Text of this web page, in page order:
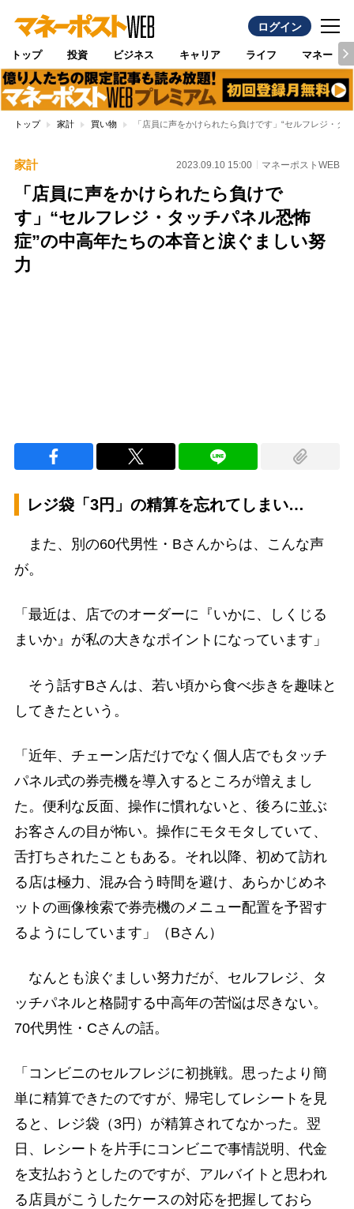
ログイン
トップ 投資 ビジネス キャリア ライフ マネー
トップ 家計 買い物 「店員に声をかけられたら負けです」“セルフレジ・
家計 2023.09.10 15:00 マネーポストWEB
「店員に声をかけられたら負けで
す」“セルフレジ・タッチパネル恐怖
症”の中高年たちの本音と涙ぐましい努
力
レジ袋「3円」の精算を忘れてしまい…
また、別の60代男性・Bさんからは、こんな声
が。
「最近は、店でのオーダーに『いかに、しくじる
まいか』が私の大きなポイントになっています」
そう話すBさんは、若い頃から食べ歩きを趣味と
してきたという。
「近年、チェーン店だけでなく個人店でもタッチ
パネル式の券売機を導入するところが増えまし
た。便利な反面、操作に慣れないと、後ろに並ぶ
お客さんの目が怖い。操作にモタモタしていて、
舌打ちされたこともある。それ以降、初めて訪れ
る店は極力、混み合う時間を避け、あらかじめネ
ットの画像検索で券売機のメニュー配置を予習す
るようにしています」（Bさん）
なんとも涙ぐましい努力だが、セルフレジ、タ
ッチパネルと格闘する中高年の苦悩は尽きない。
70代男性・Cさんの話。
「コンビニのセルフレジに初挑戦。思ったより簡
単に精算できたのですが、帰宅してレシートを見
ると、レジ袋（3円）が精算されてなかった。翌
日、レシートを片手にコンビニで事情説明、代金
を支払おうとしたのですが、アルバイトと思われ
る店員がこうしたケースの対応を把握しておら